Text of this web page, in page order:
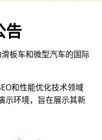
告
板车和微型汽车的国际
和性能优化技术领域
示环境，旨在展示其新